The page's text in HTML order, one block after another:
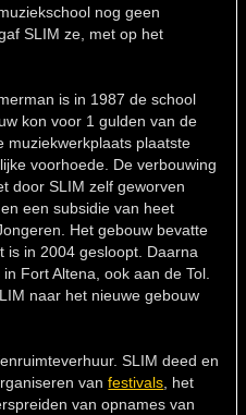
nog geen
SLIM ze, met op het
is in 1987 de school
kon voor 1 gulden van de
muziekwerkplaats plaatste
voorhoede. De verbouwing
door SLIM zelf geworven
een subsidie van heet
Het gebouw bevatte
is in 2004 gesloopt. Daarna
Fort Altena, ook aan de Tol.
naar het nieuwe gebouw
SLIM deed en
vanfestivals , het
van opnames van